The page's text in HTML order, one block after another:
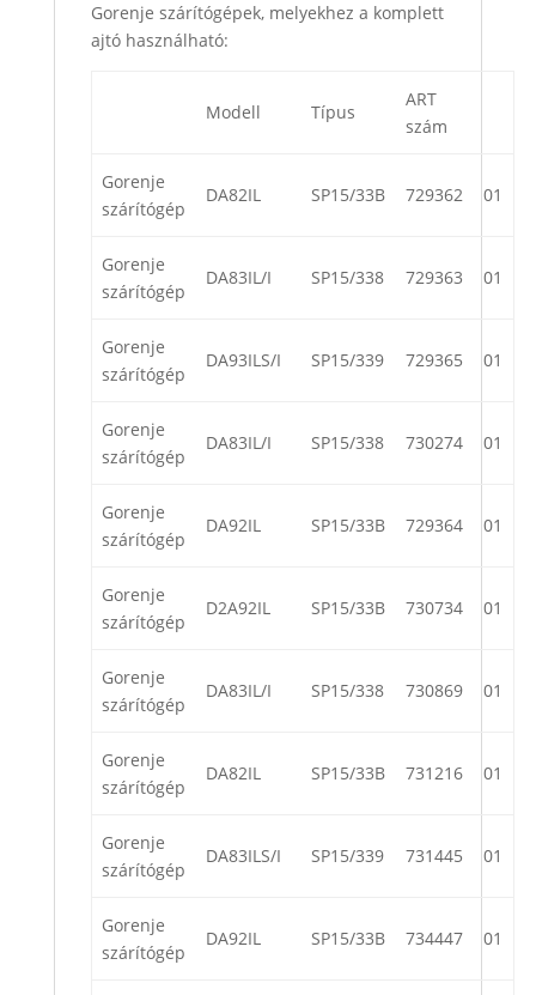
Gorenje szárítógépek, melyekhez a komplett
ajtó használható:
Modell Típus
ART
szám
Gorenje
szárítógép
DA82IL SP15/33B 729362 01
Gorenje
szárítógép
DA83IL/I SP15/338 729363 01
Gorenje
szárítógép
DA93ILS/I SP15/339 729365 01
Gorenje
szárítógép
DA83IL/I SP15/338 730274 01
Gorenje
szárítógép
DA92IL SP15/33B 729364 01
Gorenje
szárítógép
D2A92IL SP15/33B 730734 01
Gorenje
szárítógép
DA83IL/I SP15/338 730869 01
Gorenje
szárítógép
DA82IL SP15/33B 731216 01
Gorenje
szárítógép
DA83ILS/I SP15/339 731445 01
Gorenje
szárítógép
DA92IL SP15/33B 734447 01